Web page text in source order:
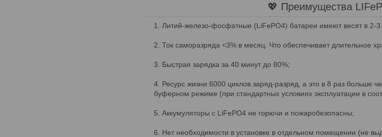
💖 Преимущества
Литий-железо-фосфатные (LiFePO4) батареи имеют весят в 2-
Ток саморазряда <3% в месяц. Что обеспечивает длительное
Быстрая зарядка за 40 минут до 80%;
Ресурс жизни 6000 циклов заряд-разряд, а это в 8 раз больше
буферном режиме (при стандартных условиях эксплуатации в
Аккумуляторы с LiFePO4 не горючи и пожаробезопасны;
Нет необходимости в установке в отдельном помещении (не